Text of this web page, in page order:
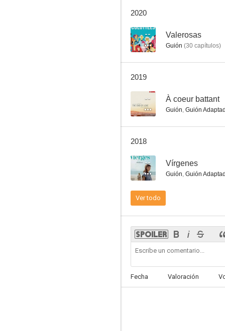
2020
-- Valerosas
Guión (30 capítulos)
2019
-- À coeur battant
Guión, Guión
2018
-- Vírgenes
Guión, Guión
Ver todo
Fecha Valoración